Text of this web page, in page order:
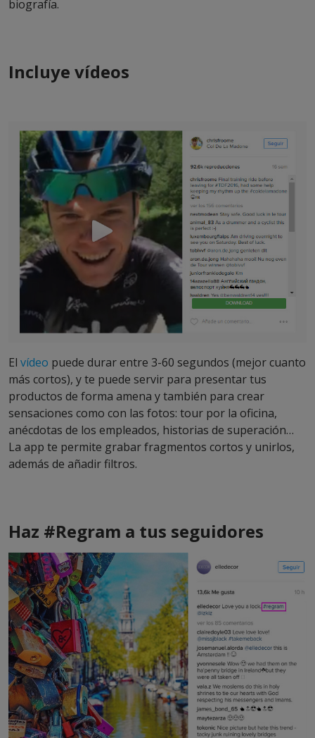
biografía.
Incluye vídeos
El vídeo puede durar entre 3-60 segundos (mejor cuanto
más cortos), y te puede servir para presentar tus
productos de forma amena y también para crear
sensaciones como con las fotos: tour por la oficina,
anécdotas de los empleados, historias de superación…
La app te permite grabar fragmentos cortos y unirlos,
además de añadir filtros.
Haz #Regram a tus seguidores